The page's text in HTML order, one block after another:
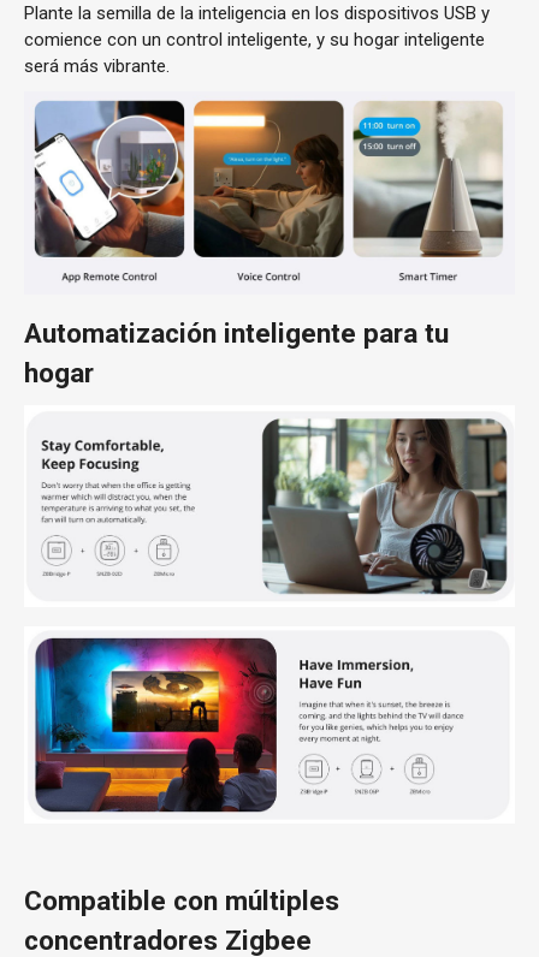
Plante la semilla de la inteligencia en los dispositivos USB y
comience con un control inteligente, y su hogar inteligente
será más vibrante.
Automatización inteligente para tu
hogar
Compatible con múltiples
concentradores Zigbee